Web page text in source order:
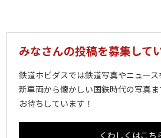
みなさんの投稿を募集して
鉄道ホビダスでは鉄道写真やニュー
新車両から懐かしい国鉄時代の写真
お待ちしています！
くわしくはこち